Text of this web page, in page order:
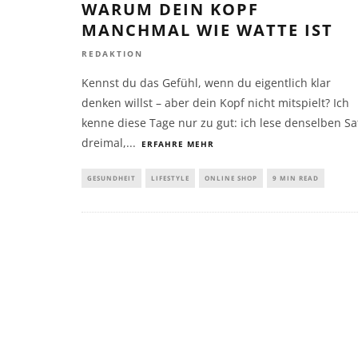
WARUM DEIN KOPF
MANCHMAL WIE WATTE IST
REDAKTION
Kennst du das Gefühl, wenn du eigentlich klar
denken willst – aber dein Kopf nicht mitspielt? Ich
kenne diese Tage nur zu gut: ich lese denselben
dreimal,... ERFAHRE MEHR
GESUNDHEIT LIFESTYLE ONLINE SHOP 9 MIN READ